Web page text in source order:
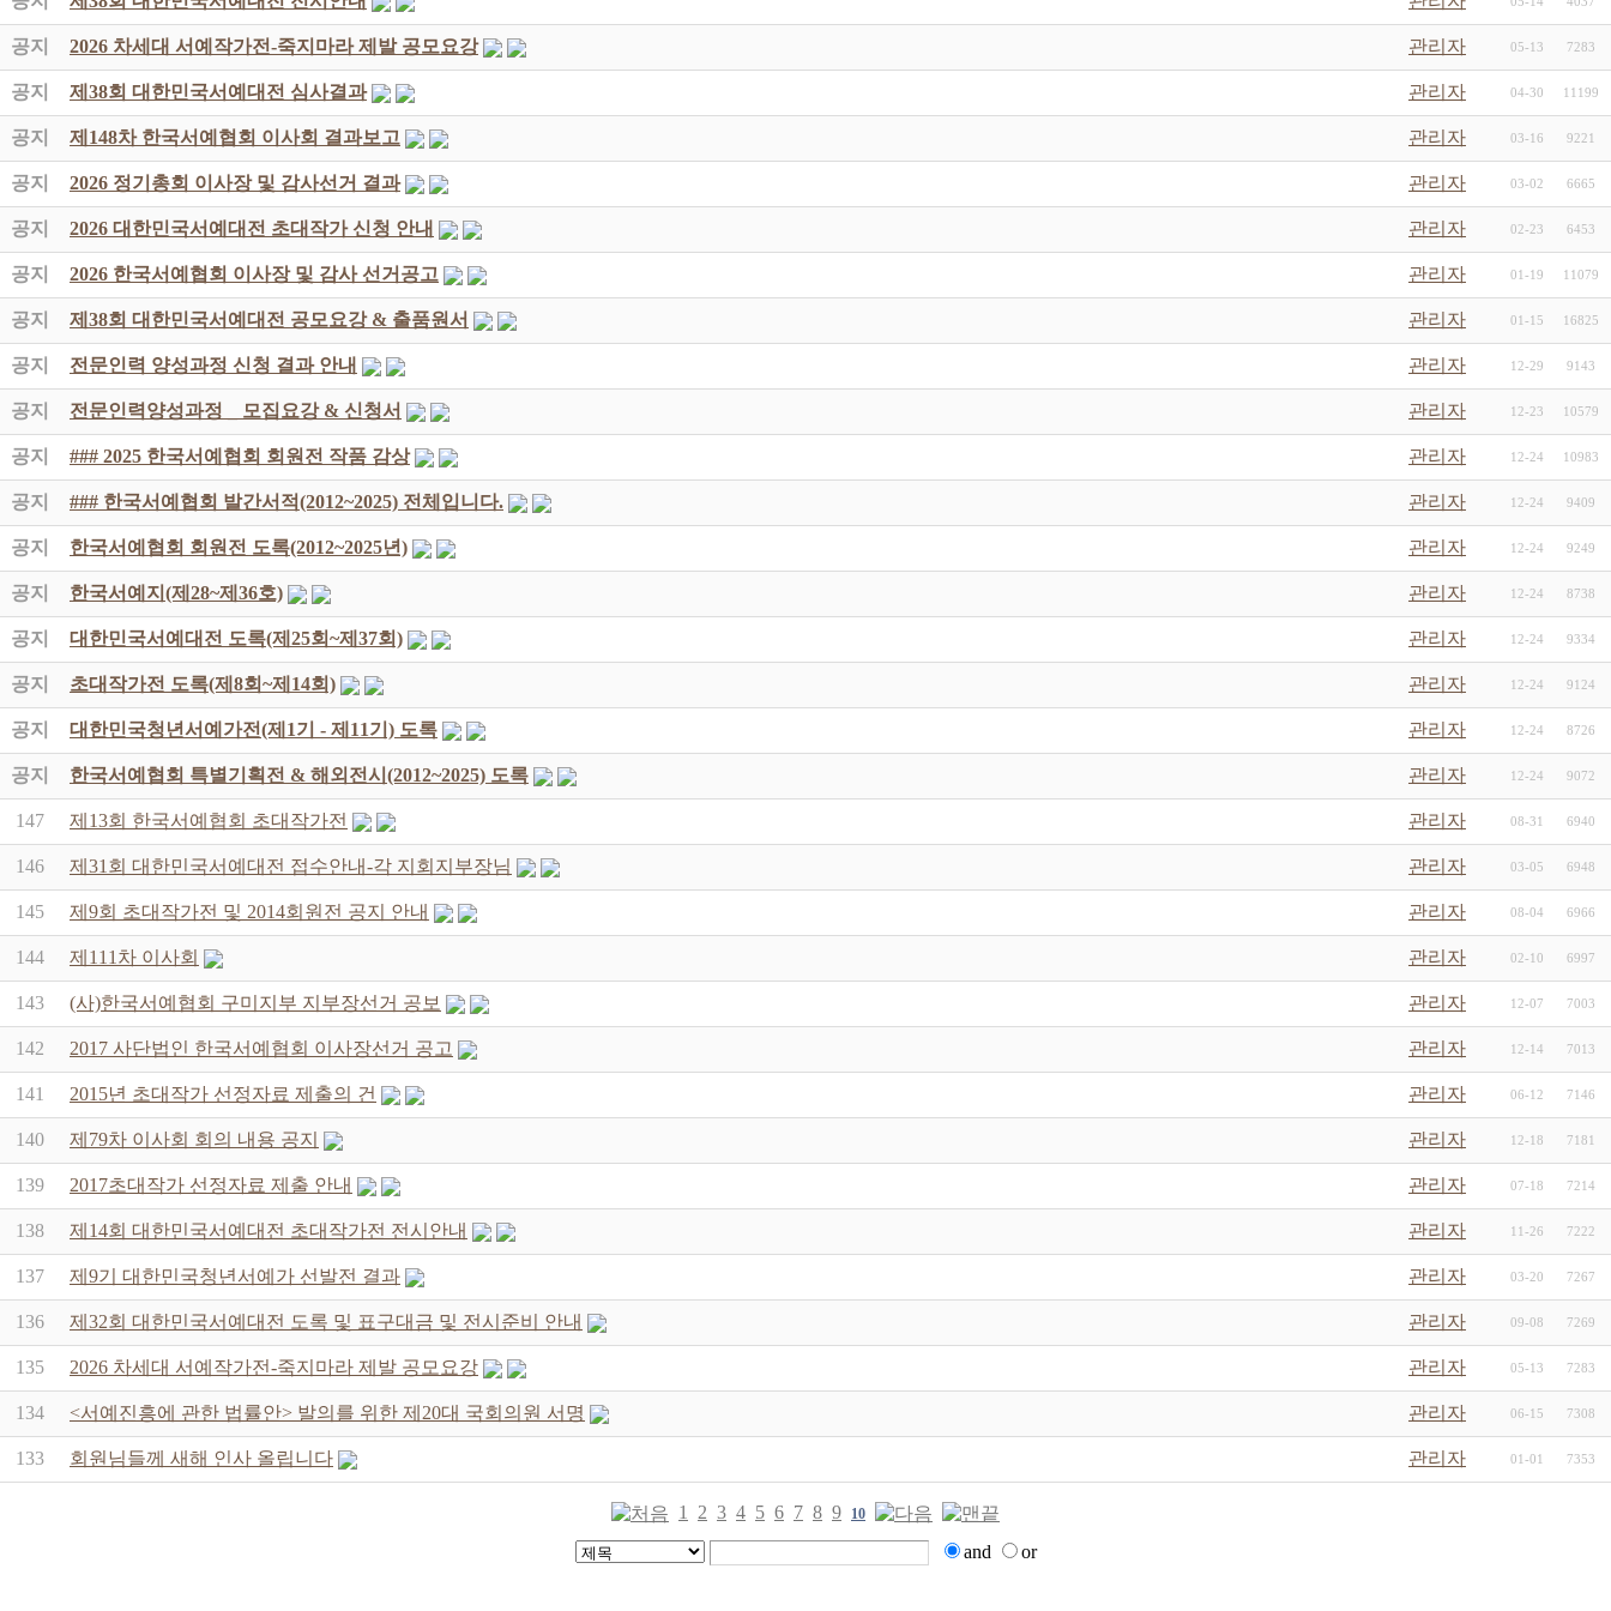
공지 2026 차세대 서예작가전-죽지마라 제발 공모요강 관리자 05-13 7283
공지 제38회 대한민국서예대전 심사결과 관리자 04-30 11199
공지 제148차 한국서예협회 이사회 결과보고 관리자 03-16 9221
공지 2026 정기총회 이사장 및 감사선거 결과 관리자 03-02 6665
공지 2026 대한민국서예대전 초대작가 신청 안내 관리자 02-23 6453
공지 2026 한국서예협회 이사장 및 감사 선거공고 관리자 01-19 11079
공지 제38회 대한민국서예대전 공모요강 & 출품원서 관리자 01-15 16825
공지 전문인력 양성과정 신청 결과 안내 관리자 12-29 9143
공지 전문인력양성과정 _ 모집요강 & 신청서 관리자 12-23 10579
공지 ### 2025 한국서예협회 회원전 작품 감상 관리자 12-24 10983
공지 ### 한국서예협회 발간서적(2012~2025) 전체입니다. 관리자 12-24 9409
공지 한국서예협회 회원전 도록(2012~2025년) 관리자 12-24 9249
공지 한국서예지(제28~제36호) 관리자 12-24 8738
공지 대한민국서예대전 도록(제25회~제37회) 관리자 12-24 9334
공지 초대작가전 도록(제8회~제14회) 관리자 12-24 9124
공지 대한민국청년서예가전(제1기 - 제11기) 도록 관리자 12-24 8726
공지 한국서예협회 특별기획전 & 해외전시(2012~2025) 도록 관리자 12-24 9072
147 제13회 한국서예협회 초대작가전 관리자 08-31 6940
146 제31회 대한민국서예대전 접수안내-각 지회지부장님 관리자 03-05 6948
145 제9회 초대작가전 및 2014회원전 공지 안내 관리자 08-04 6966
144 제111차 이사회 관리자 02-10 6997
143 (사)한국서예협회 구미지부 지부장선거 공보 관리자 12-07 7003
142 2017 사단법인 한국서예협회 이사장선거 공고 관리자 12-14 7013
141 2015년 초대작가 선정자료 제출의 건 관리자 06-12 7146
140 제79차 이사회 회의 내용 공지 관리자 12-18 7181
139 2017초대작가 선정자료 제출 안내 관리자 07-18 7214
138 제14회 대한민국서예대전 초대작가전 전시안내 관리자 11-26 7222
137 제9기 대한민국청년서예가 선발전 결과 관리자 03-20 7267
136 제32회 대한민국서예대전 도록 및 표구대금 및 전시준비 안내 관리자 09-08 7269
135 2026 차세대 서예작가전-죽지마라 제발 공모요강 관리자 05-13 7283
134 <서예진흥에 관한 법률안> 발의를 위한 제20대 국회의원 서명 관리자 06-15 7308
133 회원님들께 새해 인사 올립니다 관리자 01-01 7353
1 2 3 4 5 6 7 8 9 10
and or